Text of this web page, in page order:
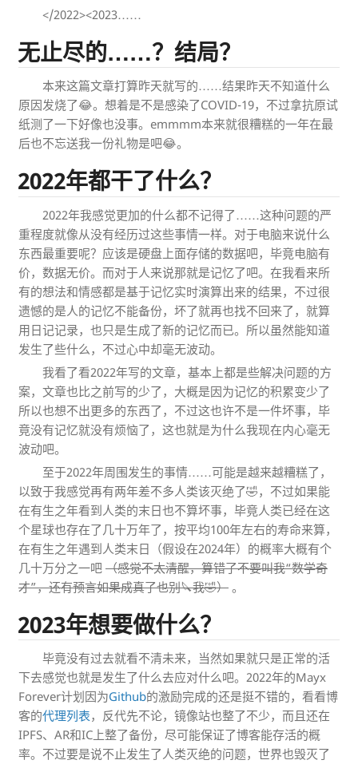
</2022><2023……
无止尽的……？结局？
本来这篇文章打算昨天就写的……结果昨天不知道什么
原因发烧了😂。想着是不是感染了COVID-19，不过拿抗原试
纸测了一下好像也没事。emmmm本来就很糟糕的一年在最
后也不忘送我一份礼物是吧😂。
2022年都干了什么？
2022年我感觉更加的什么都不记得了……这种问题的严
重程度就像从没有经历过这些事情一样。对于电脑来说什么
东西最重要呢？应该是硬盘上面存储的数据吧，毕竟电脑有
价，数据无价。而对于人来说那就是记忆了吧。在我看来所
有的想法和情感都是基于记忆实时演算出来的结果，不过很
遗憾的是人的记忆不能备份，坏了就再也找不回来了，就算
用日记记录，也只是生成了新的记忆而已。所以虽然能知道
发生了些什么，不过心中却毫无波动。
我看了看2022年写的文章，基本上都是些解决问题的方
案，文章也比之前写的少了，大概是因为记忆的积累变少了
所以也想不出更多的东西了，不过这也许不是一件坏事，毕
竟没有记忆就没有烦恼了，这也就是为什么我现在内心毫无
波动吧。
至于2022年周围发生的事情……可能是越来越糟糕了，
以致于我感觉再有两年差不多人类该灭绝了🤣，不过如果能
在有生之年看到人类的末日也不算坏事，毕竟人类已经在这
个星球也存在了几十万年了，按平均100年左右的寿命来算，
在有生之年遇到人类末日（假设在2024年）的概率大概有个
几十万分之一吧 （感觉不太清醒，算错了不要叫我“数学奇
才”，还有预言如果成真了也别🔪我🤣） 。
2023年想要做什么？
毕竟没有过去就看不清未来，当然如果就只是正常的活
下去感觉也就是发生了什么去应对什么吧。2022年的Mayx
Forever计划因为Github的激励完成的还是挺不错的，看看博
客的代理列表，反代先不论，镜像站也整了不少，而且还在
IPFS、AR和IC上整了备份，尽可能保证了博客能存活的概
率。不过要是说不止发生了人类灭绝的问题，世界也毁灭了